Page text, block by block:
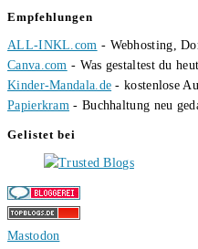
Empfehlungen
ALL-INKL.com - Webhosting,
Canva.com - Was gestaltest du
Kinder-Mandala.de - kostenlose
Papierkram - Buchhaltung neu
Gelistet bei
Mastodon